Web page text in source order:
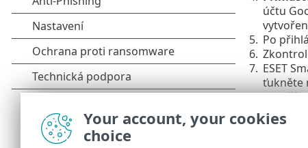
účtu
5. Po
6.
7. ESET
ťukněte
8. V
zařízení.
9. V
Your account, your cookies
choice